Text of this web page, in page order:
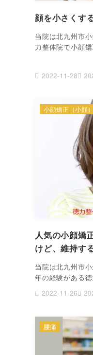
顔を小さくす
当院は北九州市
力整体院で小顔
2022-11-28
人気の小顔矯
けど、維持す
当院は北九州市
年の経験がある
2022-11-26
小顔矯正（小顔）
腰痛